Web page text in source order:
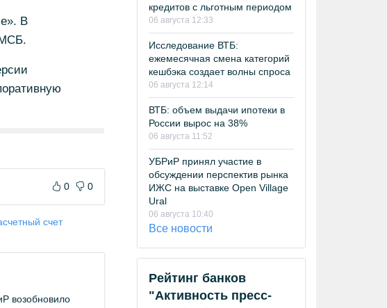
В
МСБ.
0 0
счет
возобновило
кредитов с льготным периодом
06 августа 12:33
Исследование ВТБ:
ежемесячная смена категорий
кешбэка создает волны спроса
06 августа 12:14
ВТБ: объем выдачи ипотеки в
России вырос на 38%
06 августа 11:52
УБРиР принял участие в
обсуждении перспектив рынка
ИЖС на выставке Open Village
Ural
06 августа 10:40
Все новости
Рейтинг банков
"Активность пресс-